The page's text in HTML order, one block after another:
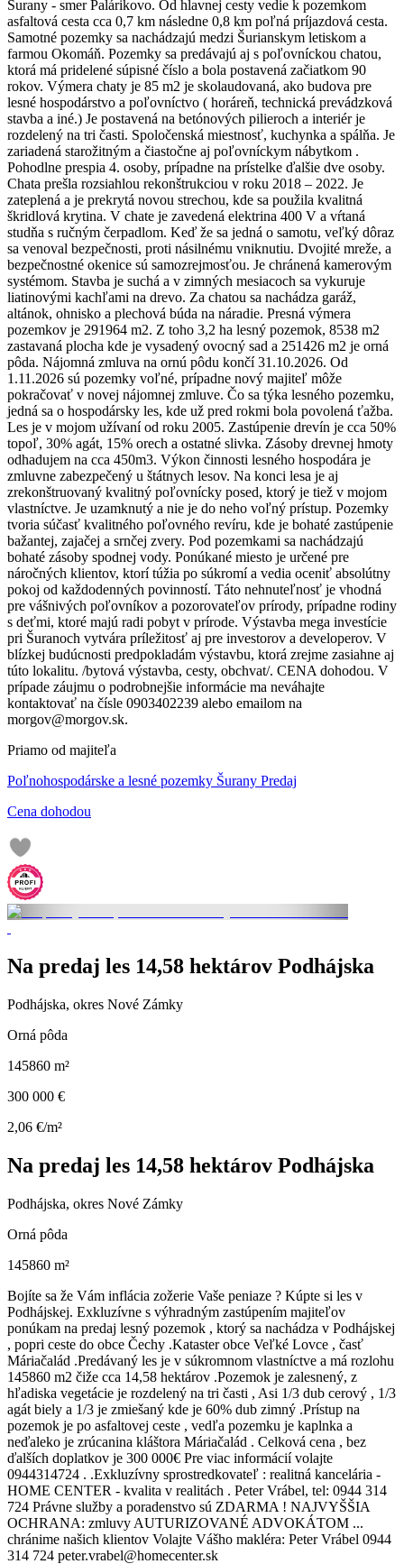
Šurany - smer Palárikovo. Od hlavnej cesty vedie k pozemkom
asfaltová cesta cca 0,7 km následne 0,8 km poľná príjazdová cesta.
Samotné pozemky sa nachádzajú medzi Šurianskym letiskom a
farmou Okomáň. Pozemky sa predávajú aj s poľovníckou chatou,
ktorá má pridelené súpisné číslo a bola postavená začiatkom 90
rokov. Výmera chaty je 85 m2 je skolaudovaná, ako budova pre
lesné hospodárstvo a poľovníctvo ( horáreň, technická prevádzková
stavba a iné.) Je postavená na betónových pilieroch a interiér je
rozdelený na tri časti. Spoločenská miestnosť, kuchynka a spálňa. Je
zariadená starožitným a čiastočne aj poľovníckym nábytkom .
Pohodlne prespia 4. osoby, prípadne na prístelke ďalšie dve osoby.
Chata prešla rozsiahlou rekonštrukciou v roku 2018 – 2022. Je
zateplená a je prekrytá novou strechou, kde sa použila kvalitná
škridlová krytina. V chate je zavedená elektrina 400 V a vŕtaná
studňa s ručným čerpadlom. Keď že sa jedná o samotu, veľký dôraz
sa venoval bezpečnosti, proti násilnému vniknutiu. Dvojité mreže, a
bezpečnostné okenice sú samozrejmosťou. Je chránená kamerovým
systémom. Stavba je suchá a v zimných mesiacoch sa vykuruje
liatinovými kachľami na drevo. Za chatou sa nachádza garáž,
altánok, ohnisko a plechová búda na náradie. Presná výmera
pozemkov je 291964 m2. Z toho 3,2 ha lesný pozemok, 8538 m2
zastavaná plocha kde je vysadený ovocný sad a 251426 m2 je orná
pôda. Nájomná zmluva na ornú pôdu končí 31.10.2026. Od
1.11.2026 sú pozemky voľné, prípadne nový majiteľ môže
pokračovať v novej nájomnej zmluve. Čo sa týka lesného pozemku,
jedná sa o hospodársky les, kde už pred rokmi bola povolená ťažba.
Les je v mojom užívaní od roku 2005. Zastúpenie drevín je cca 50%
topoľ, 30% agát, 15% orech a ostatné slivka. Zásoby drevnej hmoty
odhadujem na cca 450m3. Výkon činnosti lesného hospodára je
zmluvne zabezpečený u štátnych lesov. Na konci lesa je aj
zrekonštruovaný kvalitný poľovnícky posed, ktorý je tiež v mojom
vlastníctve. Je uzamknutý a nie je do neho voľný prístup. Pozemky
tvoria súčasť kvalitného poľovného revíru, kde je bohaté zastúpenie
bažantej, zajačej a srnčej zvery. Pod pozemkami sa nachádzajú
bohaté zásoby spodnej vody. Ponúkané miesto je určené pre
náročných klientov, ktorí túžia po súkromí a vedia oceniť absolútny
pokoj od každodenných povinností. Táto nehnuteľnosť je vhodná
pre vášnivých poľovníkov a pozorovateľov prírody, prípadne rodiny
s deťmi, ktoré majú radi pobyt v prírode. Výstavba mega investície
pri Šuranoch vytvára príležitosť aj pre investorov a developerov. V
blízkej budúcnosti predpokladám výstavbu, ktorá zrejme zasiahne aj
túto lokalitu. /bytová výstavba, cesty, obchvat/. CENA dohodou. V
prípade záujmu o podrobnejšie informácie ma neváhajte
kontaktovať na čísle 0903402239 alebo emailom na
morgov@morgov.sk.
Priamo od majiteľa
Poľnohospodárske a lesné pozemky Šurany Predaj
Cena dohodou
Na predaj les 14,58 hektárov Podhájska
Podhájska, okres Nové Zámky
Orná pôda
145860 m²
300 000 €
2,06 €/m²
Na predaj les 14,58 hektárov Podhájska
Podhájska, okres Nové Zámky
Orná pôda
145860 m²
Bojíte sa že Vám inflácia zožerie Vaše peniaze ? Kúpte si les v
Podhájskej. Exkluzívne s výhradným zastúpením majiteľov
ponúkam na predaj lesný pozemok , ktorý sa nachádza v Podhájskej
, popri ceste do obce Čechy .Kataster obce Veľké Lovce , časť
Máriačalád .Predávaný les je v súkromnom vlastníctve a má rozlohu
145860 m2 čiže cca 14,58 hektárov .Pozemok je zalesnený, z
hľadiska vegetácie je rozdelený na tri časti , Asi 1/3 dub cerový , 1/3
agát biely a 1/3 je zmiešaný kde je 60% dub zimný .Prístup na
pozemok je po asfaltovej ceste , vedľa pozemku je kaplnka a
neďaleko je zrúcanina kláštora Máriačalád . Celková cena , bez
ďalších doplatkov je 300 000€ Pre viac informácií volajte
0944314724 . .Exkluzívny sprostredkovateľ : realitná kancelária -
HOME CENTER - kvalita v realitách . Peter Vrábel, tel: 0944 314
724 Právne služby a poradenstvo sú ZDARMA ! NAJVYŠŠIA
OCHRANA: zmluvy AUTURIZOVANÉ ADVOKÁTOM ...
chránime našich klientov Volajte Vášho makléra: Peter Vrábel 0944
314 724 peter.vrabel@homecenter.sk